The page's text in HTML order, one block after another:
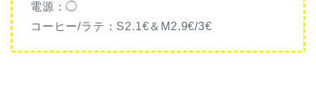
電源：◯
コーヒー/ラテ：S2.1€＆M2.9€/3€